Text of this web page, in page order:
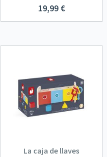
19,99 €
La caja de llaves